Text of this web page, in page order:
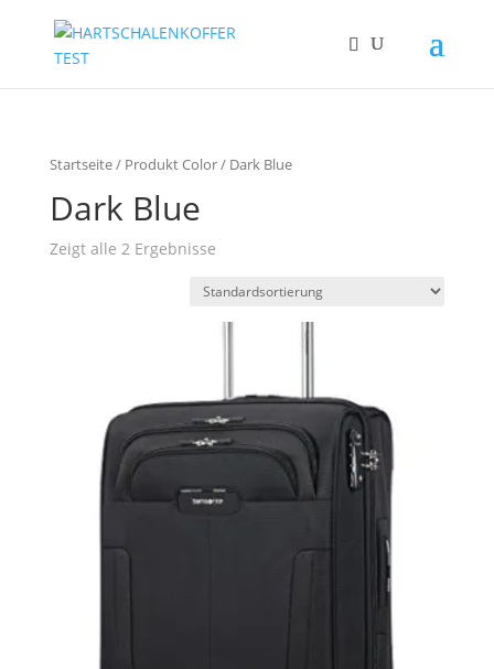
Startseite/ Produkt Color / Dark Blue
Dark Blue
Zeigt alle 2 Ergebnisse